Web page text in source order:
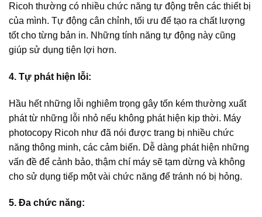
Ricoh thường có nhiều chức năng tự động trên các thiết bị
của mình. Tự động cân chỉnh, tối ưu để tạo ra chất lượng
tốt cho từng bản in. Những tính năng tự động này cũng
giúp sử dụng tiện lợi hơn.
4. Tự phát hiện lỗi:
Hầu hết những lỗi nghiêm trọng gây tốn kém thường xuất
phát từ những lỗi nhỏ nếu không phát hiện kịp thời. Máy
photocopy Ricoh như đã nói được trang bị nhiều chức
năng thông minh, các cảm biến. Dễ dàng phát hiện những
vấn đề để cảnh bảo, thậm chí máy sẽ tạm dừng và không
cho sử dụng tiếp một vài chức năng để tránh nó bị hỏng.
5. Đa chức năng: